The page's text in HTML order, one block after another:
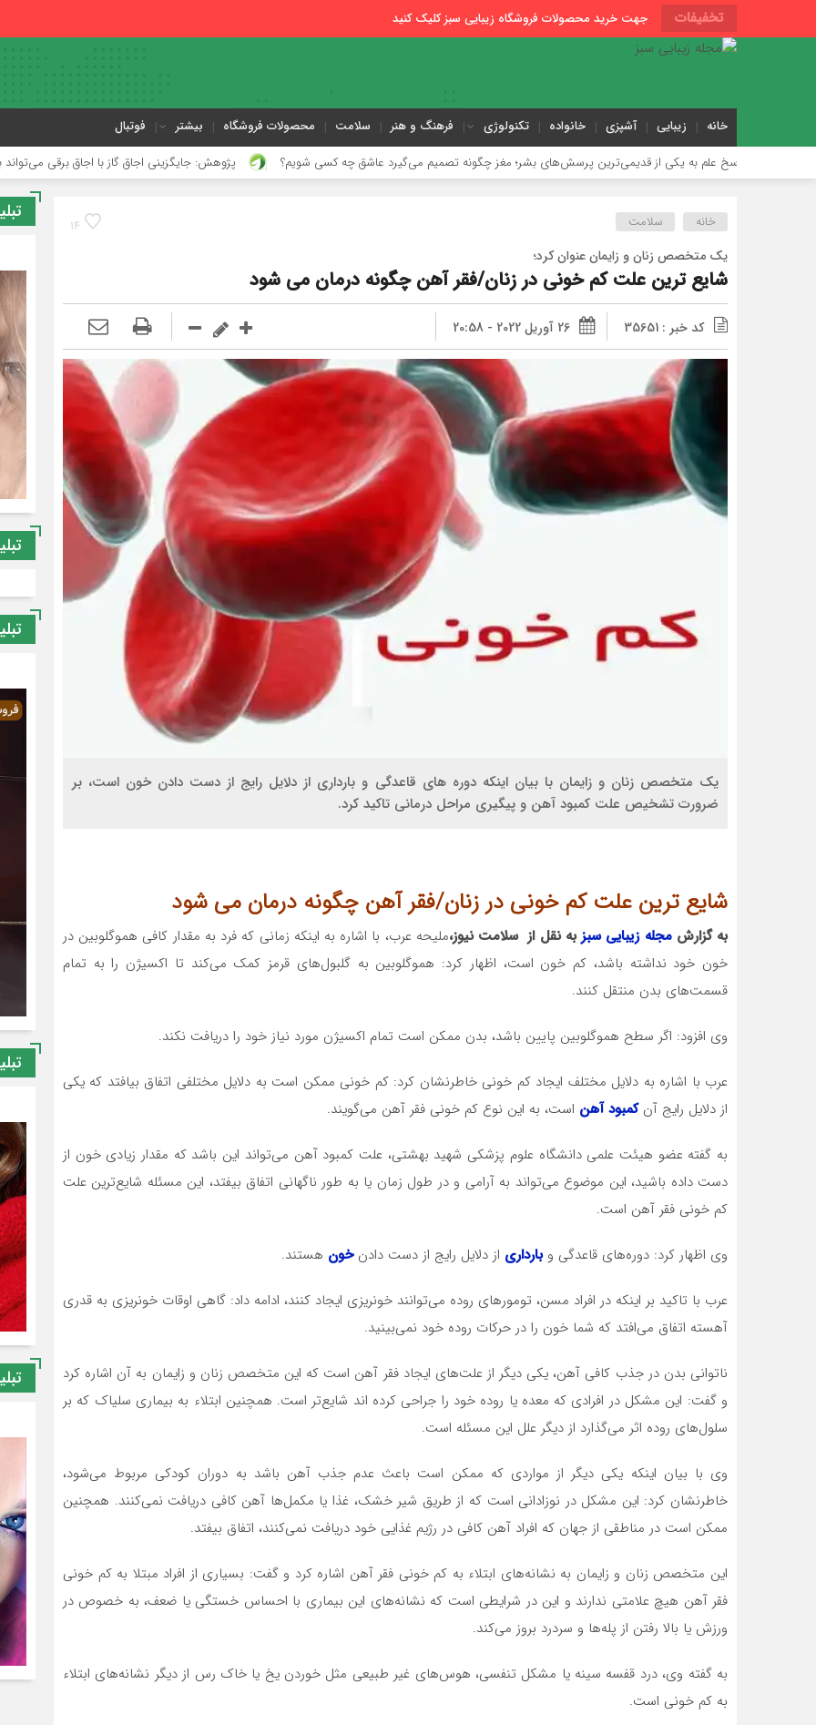
تخفیفات جهت خرید محصولات فروشگاه زیبایی سبز کلیک کنید
خانه زیبایی آشپزی خانواده تکنولوژی فرهنگ و هنر سلامت محصولات فروشگاه بیشتر
فوتبال
علم به یکی از قدیمی‌ترین پرسش‌های بشر؛ مغز چگونه تصمیم می‌گیرد عاشق چه کسی شویم؟
پژوهش: جایگزینی اجاق گاز با اجاق برقی می‌تواند به اندازه
14 خانه سلامت
یک متخصص زنان و زایمان عنوان کرد؛
شایع ترین علت کم خونی در زنان/فقر آهن چگونه درمان می شود
کد خبر : 35651 26 آوریل 2022 - 20:58
یک متخصص زنان و زایمان با بیان اینکه دوره های قاعدگی و بارداری از دلایل رایج از دست دادن خون است، بر
ضرورت تشخیص علت کمبود آهن و پیگیری مراحل درمانی تاکید کرد.
شایع ترین علت کم خونی در زنان/فقر آهن چگونه درمان می شود
به گزارشمجله زیبایی سبزبه نقل از سلامت نیوز،ملیحه عرب، با اشاره به اینکه زمانی که فرد به مقدار کافی هموگلوبین در
خون خود نداشته باشد، کم خون است، اظهار کرد: هموگلوبین به گلبول‌های قرمز کمک می‌کند تا اکسیژن را به تمام
قسمت‌های بدن منتقل کنند.
وی افزود: اگر سطح هموگلوبین پایین باشد، بدن ممکن است تمام اکسیژن مورد نیاز خود را دریافت نکند.
عرب با اشاره به دلایل مختلف ایجاد کم خونی خاطرنشان کرد: کم خونی ممکن است به دلایل مختلفی اتفاق بیافتد که یکی
از دلایل رایج آنکمبود آهن است، به این نوع کم خونی فقر آهن می‌گویند.
به گفته عضو هیئت علمی دانشگاه علوم پزشکی شهید بهشتی، علت کمبود آهن می‌تواند این باشد که مقدار زیادی خون از
دست داده باشید، این موضوع می‌تواند به آرامی و در طول زمان یا به طور ناگهانی اتفاق بیفتد، این مسئله شایع‌ترین علت
کم خونی فقر آهن است.
وی اظهار کرد: دوره‌های قاعدگی وبارداری از دلایل رایج از دست دادنخون هستند.
عرب با تاکید بر اینکه در افراد مسن، تومورهای روده می‌توانند خونریزی ایجاد کنند، ادامه داد: گاهی اوقات خونریزی به قدری
آهسته اتفاق می‌افتد که شما خون را در حرکات روده خود نمی‌بینید.
ناتوانی بدن در جذب کافی آهن، یکی دیگر از علت‌های ایجاد فقر آهن است که این متخصص زنان و زایمان به آن اشاره کرد
و گفت: این مشکل در افرادی که معده یا روده خود را جراحی کرده اند شایع‌تر است. همچنین ابتلاء به بیماری سلیاک که بر
سلول‌های روده اثر می‌گذارد از دیگر علل این مسئله است.
وی با بیان اینکه یکی دیگر از مواردی که ممکن است باعث عدم جذب آهن باشد به دوران کودکی مربوط می‌شود،
خاطرنشان کرد: این مشکل در نوزادانی است که از طریق شیر خشک، غذا یا مکمل‌ها آهن کافی دریافت نمی‌کنند. همچنین
ممکن است در مناطقی از جهان که افراد آهن کافی در رژیم غذایی خود دریافت نمی‌کنند، اتفاق بیفتد.
این متخصص زنان و زایمان به نشانه‌های ابتلاء به کم خونی فقر آهن اشاره کرد و گفت: بسیاری از افراد مبتلا به کم خونی
فقر آهن هیچ علامتی ندارند و این در شرایطی است که نشانه‌های این بیماری با احساس خستگی یا ضعف، به خصوص در
ورزش یا بالا رفتن از پله‌ها و سردرد بروز می‌کند.
به گفته وی، درد قفسه سینه یا مشکل تنفسی، هوس‌های غیر طبیعی مثل خوردن یخ یا خاک رس از دیگر نشانه‌های ابتلاء
به کم خونی است.